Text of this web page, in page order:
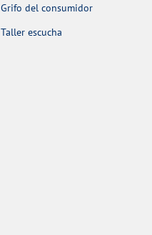
Grifo del consumidor
Taller escucha